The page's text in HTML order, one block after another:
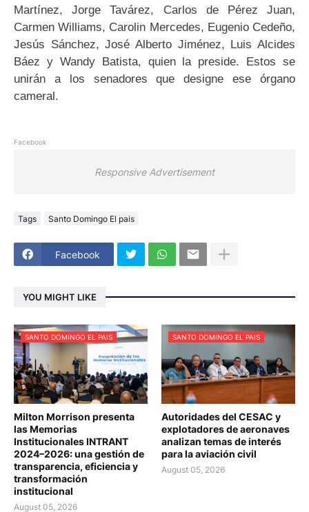
Martínez, Jorge Tavárez, Carlos de Pérez Juan,
Carmen Williams, Carolin Mercedes, Eugenio Cedeño,
Jesús Sánchez, José Alberto Jiménez, Luis Alcides
Báez y Wandy Batista, quien la preside. Estos se
unirán a los senadores que designe ese órgano
cameral.
Facebook
Responsive Advertisement
Tags Santo Domingo El pais
Facebook
YOU MIGHT LIKE
SANTO DOMINGO EL PAIS
Milton Morrison presenta
las Memorias
Institucionales INTRANT
2024–2026: una gestión de
transparencia, eficiencia y
transformación
institucional
August 05, 2026
SANTO DOMINGO EL PAIS
Autoridades del CESAC y
explotadores de aeronaves
analizan temas de interés
para la aviación civil
August 05, 2026